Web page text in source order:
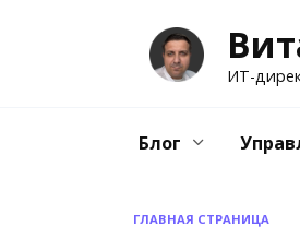
ИТ-
Блог
ГЛАВНАЯ СТРАНИЦА